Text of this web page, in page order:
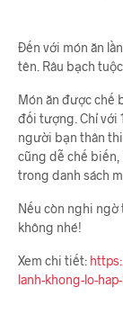
Đến với món ăn
tên. Râu bạch
Món ăn được chế
đối tượng. Chỉ với
người bạn thân
cũng dễ chế
trong danh sách
Nếu còn nghi ngờ
không nhé!
Xem chi tiết:
lanh-khong-lo-